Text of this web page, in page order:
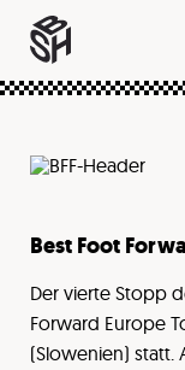
Best Foot
Der vierte Stopp
Forward Europe
(Slowenien) statt.